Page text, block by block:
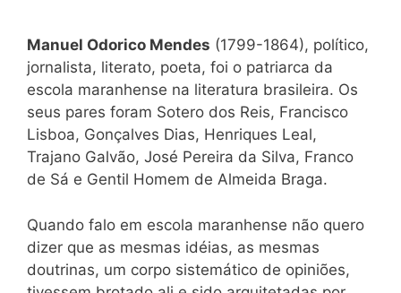
Manuel Odorico Mendes (1799-1864), político,
jornalista, literato, poeta, foi o patriarca da
escola maranhense na literatura brasileira. Os
seus pares foram Sotero dos Reis, Francisco
Lisboa, Gonçalves Dias, Henriques Leal,
Trajano Galvão, José Pereira da Silva, Franco
de Sá e Gentil Homem de Almeida Braga.
Quando falo em escola maranhense não quero
dizer que as mesmas idéias, as mesmas
doutrinas, um corpo sistemático de opiniões,